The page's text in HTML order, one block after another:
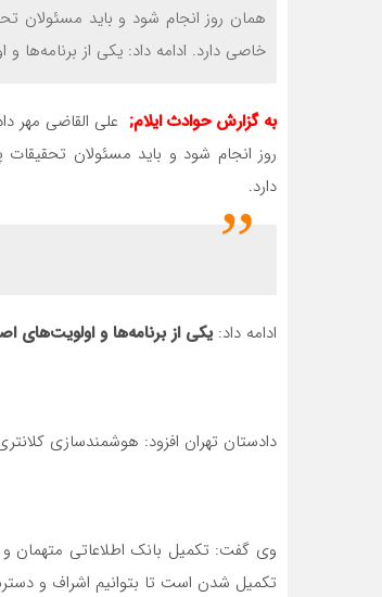
همان روز انجام شود و باید مسئولان
خاصی دارد. ادامه داد: یکی از برنامه‌ها
به گزارش حوادث ایلام; علی القاضی مهر
روز انجام شود و باید مسئولان
دارد.
ادامه داد:یکی از برنامه‌ها و اولویت‌های
دادستان تهران افزود: هوشمندسازی
وی گفت: تکمیل بانک اطلاعاتی متهمان
تکمیل شدن است تا بتوانیم اشراف و